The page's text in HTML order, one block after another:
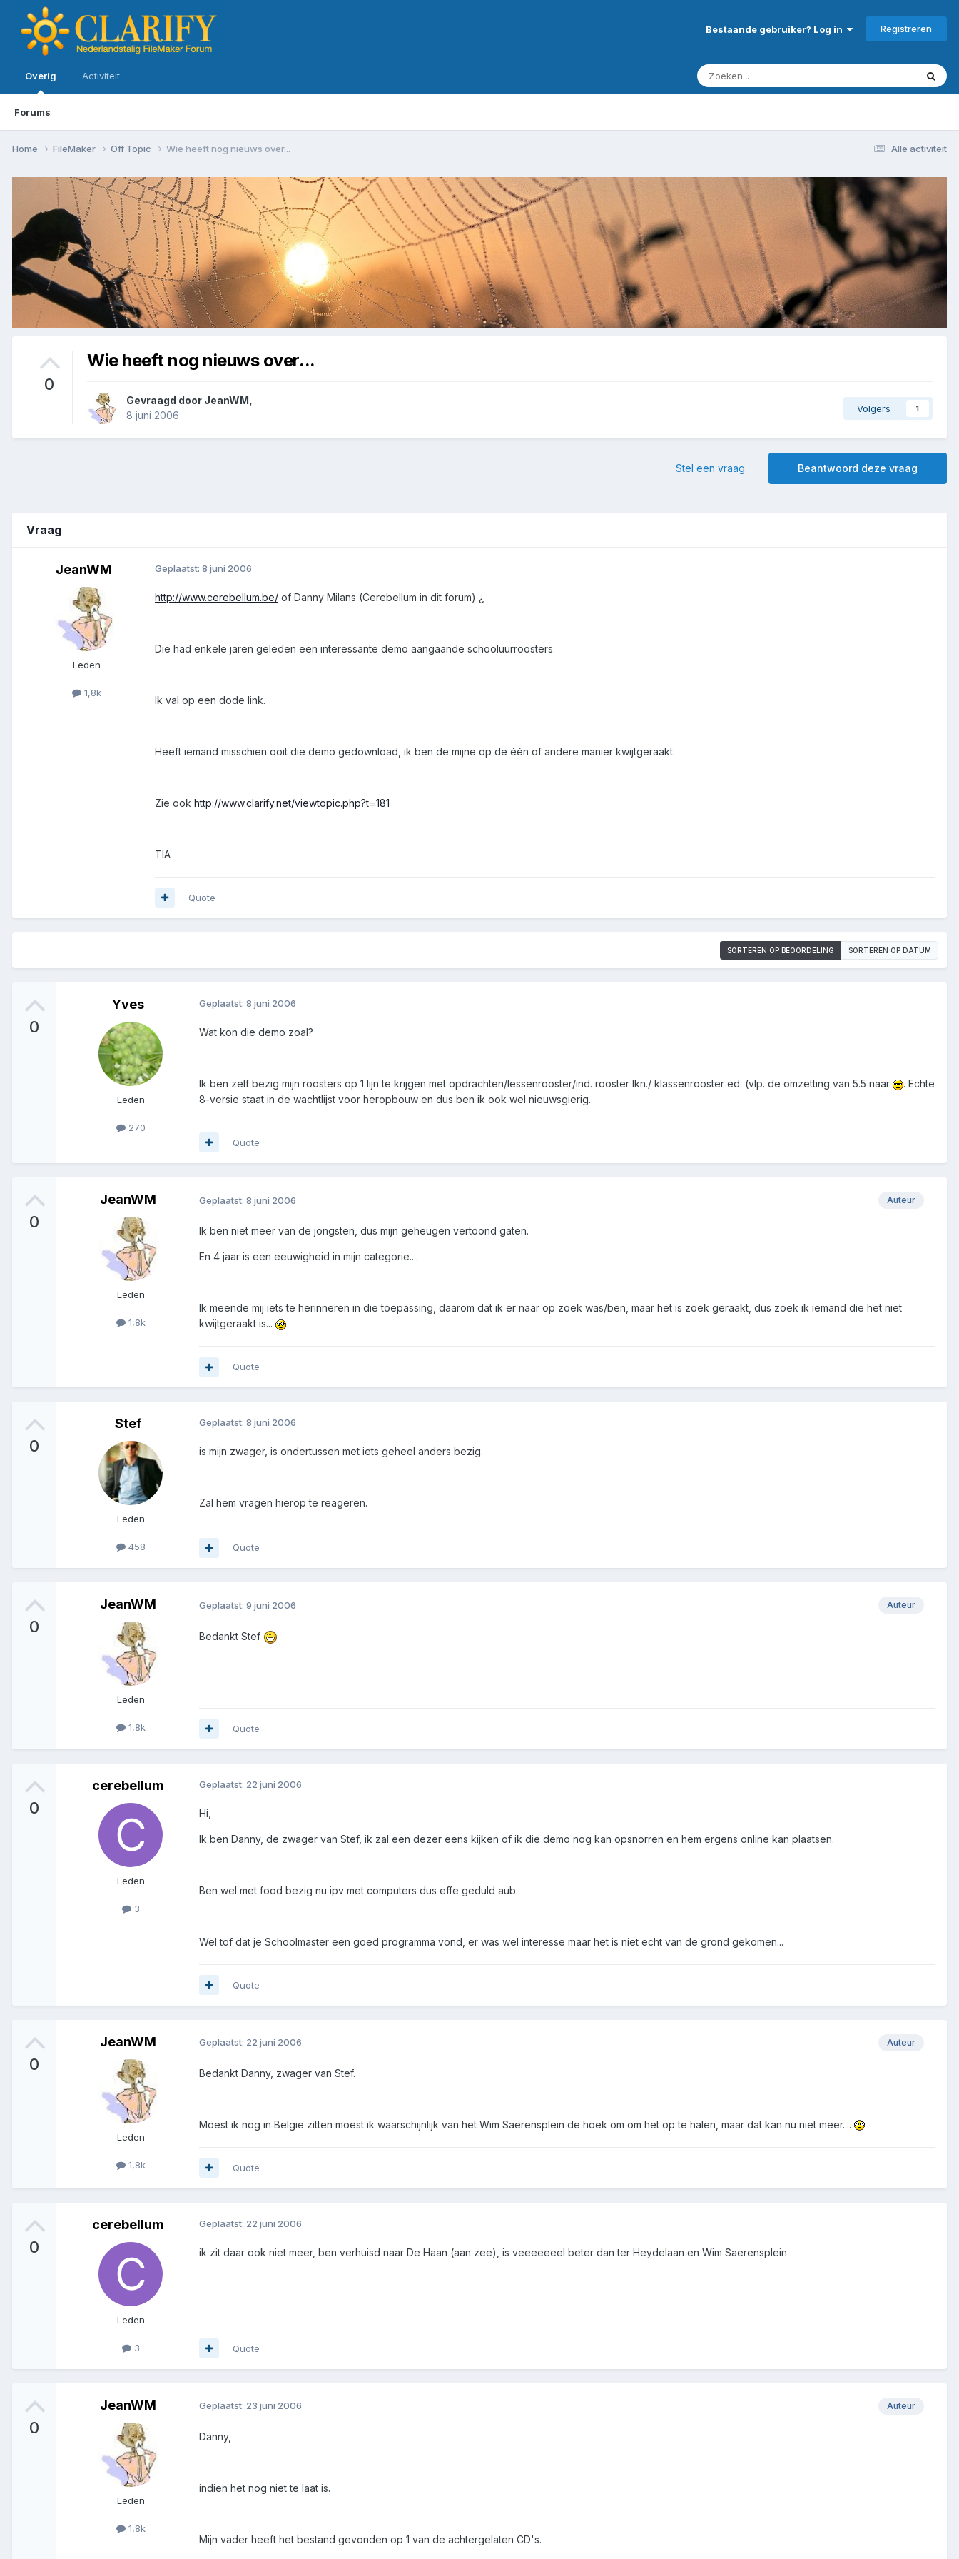
Bestaande gebruiker? Log in Registreren
Overig
Forums
Activiteit
Alle activiteit
Home FileMaker Off Topic Wie heeft nog nieuws over...
0
Wie heeft nog nieuws over...
Gevraagd door JeanWM
8 juni 2006
Volgers 1
Beantwoord deze vraag
Stel een vraag
Vraag
JeanWM
Leden
1,8k
Geplaatst: 8 juni 2006
http://www.cerebellum.be/ of Danny Milans (Cerebellum in dit forum) ¿
Die had enkele jaren geleden een interessante demo aangaande schooluurroosters.
Ik val op een dode link.
Heeft iemand misschien ooit die demo gedownload, ik ben de mijne op de één of andere manier kwijtgeraakt.
Zie ook http://www.clarify.net/viewtopic.php?t=181
TIA
Quote
SORTEREN OP BEOORDELING SORTEREN OP DATUM
0
Yves
Leden
270
Geplaatst: 8 juni 2006
Wat kon die demo zoal?
Ik ben zelf bezig mijn roosters op 1 lijn te krijgen met opdrachten/lessenrooster/ind. rooster lkn./ klassenrooster ed. (vlp. de omzetting van 5.5 naar
. Echte
8-versie staat in de wachtlijst voor heropbouw en dus ben ik ook wel nieuwsgierig.
Quote
0
JeanWM
Leden
1,8k
Auteur
Geplaatst: 8 juni 2006
Ik ben niet meer van de jongsten, dus mijn geheugen vertoond gaten.
En 4 jaar is een eeuwigheid in mijn categorie....
Ik meende mij iets te herinneren in die toepassing, daarom dat ik er naar op zoek was/ben, maar het is zoek geraakt, dus zoek ik iemand die het niet
kwijtgeraakt is...
Quote
0
Stef
Leden
458
Geplaatst: 8 juni 2006
is mijn zwager, is ondertussen met iets geheel anders bezig.
Zal hem vragen hierop te reageren.
Quote
0
JeanWM
Leden
1,8k
Auteur
Geplaatst: 9 juni 2006
Bedankt Stef
Quote
0
cerebellum
Leden
3
Geplaatst: 22 juni 2006
Hi,
Ik ben Danny, de zwager van Stef, ik zal een dezer eens kijken of ik die demo nog kan opsnorren en hem ergens online kan plaatsen.
Ben wel met food bezig nu ipv met computers dus effe geduld aub.
Wel tof dat je Schoolmaster een goed programma vond, er was wel interesse maar het is niet echt van de grond gekomen...
Quote
0
JeanWM
Leden
1,8k
Auteur
Geplaatst: 22 juni 2006
Bedankt Danny, zwager van Stef.
Moest ik nog in Belgie zitten moest ik waarschijnlijk van het Wim Saerensplein de hoek om om het op te halen, maar dat kan nu niet meer....
Quote
0
cerebellum
Leden
3
Geplaatst: 22 juni 2006
ik zit daar ook niet meer, ben verhuisd naar De Haan (aan zee), is veeeeeeel beter dan ter Heydelaan en Wim Saerensplein
Quote
0
JeanWM
Leden
1,8k
Auteur
Geplaatst: 23 juni 2006
Danny,
indien het nog niet te laat is.
Mijn vader heeft het bestand gevonden op 1 van de achtergelaten CD's.